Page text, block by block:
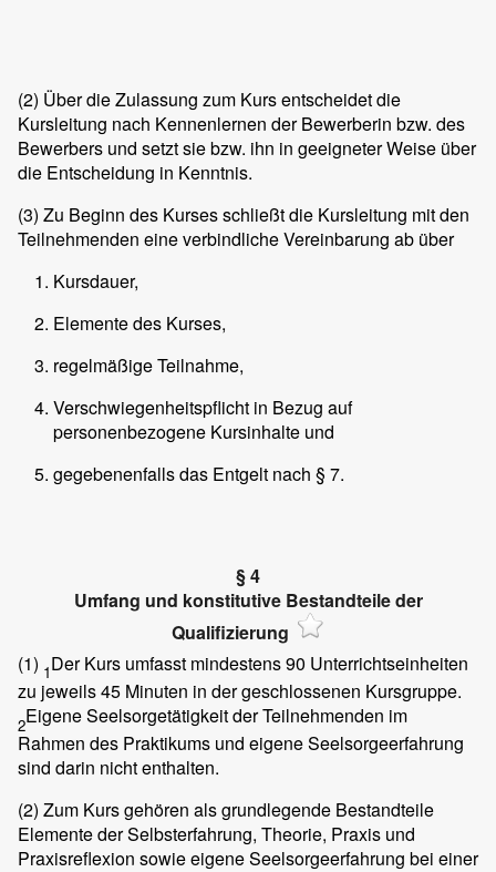
(2) Über die Zulassung zum Kurs entscheidet die
Kursleitung nach Kennenlernen der Bewerberin bzw. des
Bewerbers und setzt sie bzw. ihn in geeigneter Weise über
die Entscheidung in Kenntnis.
(3) Zu Beginn des Kurses schließt die Kursleitung mit den
Teilnehmenden eine verbindliche Vereinbarung ab über
Kursdauer,
Elemente des Kurses,
regelmäßige Teilnahme,
Verschwiegenheitspflicht in Bezug auf
personenbezogene Kursinhalte und
gegebenenfalls das Entgelt nach § 7.
§ 4
Umfang und konstitutive Bestandteile der
Qualifizierung
(1) 1Der Kurs umfasst mindestens 90 Unterrichtseinheiten
zu jeweils 45 Minuten in der geschlossenen Kursgruppe.
2Eigene Seelsorgetätigkeit der Teilnehmenden im
Rahmen des Praktikums und eigene Seelsorgeerfahrung
sind darin nicht enthalten.
(2) Zum Kurs gehören als grundlegende Bestandteile
Elemente der Selbsterfahrung, Theorie, Praxis und
Praxisreflexion sowie eigene Seelsorgeerfahrung bei einer